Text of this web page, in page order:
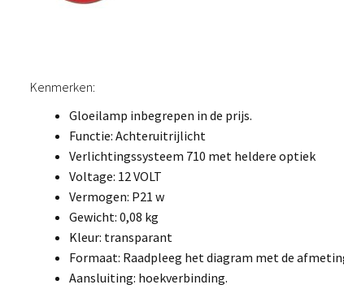
Kenmerken:
Gloeilamp inbegrepen in de prijs.
Functie: Achteruitrijlicht
Verlichtingssysteem 710 met heldere optiek
Voltage: 12 VOLT
Vermogen: P21 w
Gewicht: 0,08 kg
Kleur: transparant
Formaat: Raadpleeg het diagram met de
Aansluiting: hoekverbinding.